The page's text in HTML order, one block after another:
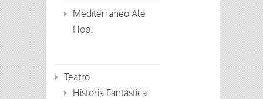
Mediterraneo Ale
Hop!
Teatro
Historia Fantástica